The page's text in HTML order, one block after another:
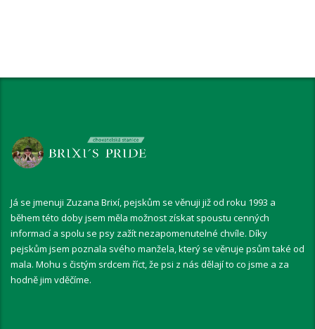
Já se jmenuji Zuzana Brixí, pejskům se věnuji již od roku 1993 a
během této doby jsem měla možnost získat spoustu cenných
informací a spolu se psy zažít nezapomenutelné chvíle. Díky
pejskům jsem poznala svého manžela, který se věnuje psům také od
mala. Mohu s čistým srdcem říct, že psi z nás dělají to co jsme a za
hodně jim vděčíme.